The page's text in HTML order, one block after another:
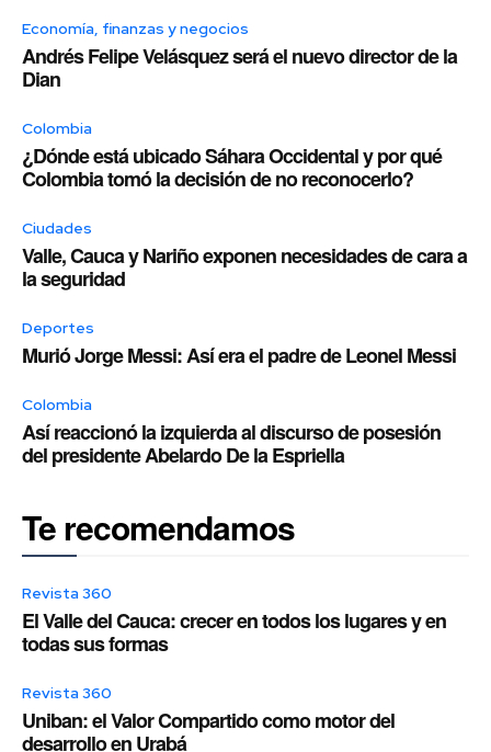
Economía, finanzas y negocios
Andrés Felipe Velásquez será el nuevo director de la
Dian
Colombia
¿Dónde está ubicado Sáhara Occidental y por qué
Colombia tomó la decisión de no reconocerlo?
Ciudades
Valle, Cauca y Nariño exponen necesidades de cara a
la seguridad
Deportes
Murió Jorge Messi: Así era el padre de Leonel Messi
Colombia
Así reaccionó la izquierda al discurso de posesión
del presidente Abelardo De la Espriella
Te recomendamos
Revista 360
El Valle del Cauca: crecer en todos los lugares y en
todas sus formas
Revista 360
Uniban: el Valor Compartido como motor del
desarrollo en Urabá